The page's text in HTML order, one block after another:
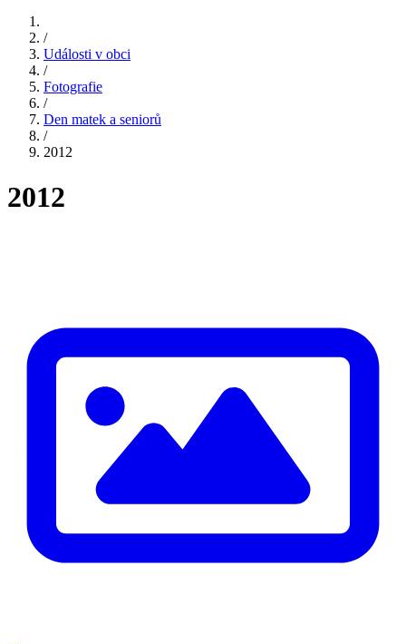
/
Události v obci
/
Fotografie
/
Den matek a seniorů
/
2012
2012